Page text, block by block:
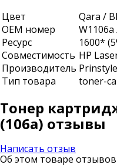
Цвет
Qara /
ОЕМ номер
W1106a
Ресурс
1600*
Совместимость HP
Производитель Prinstyle
Тип товара
toner-
Тонер
(106a) отзывы
Написать отзыв
Об этом товаре